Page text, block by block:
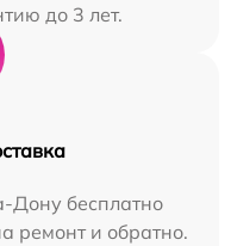
до 3 лет.
Дону бесплатно
ремонт и обратно.